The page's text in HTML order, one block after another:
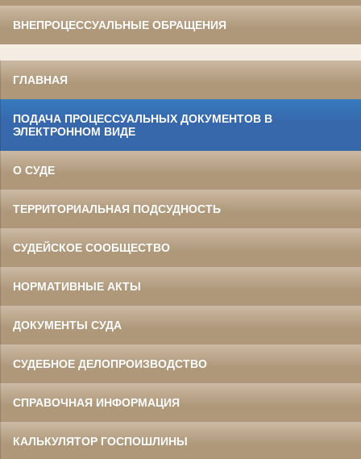
ВНЕПРОЦЕССУАЛЬНЫЕ ОБРАЩЕНИЯ
ГЛАВНАЯ
ПОДАЧА ПРОЦЕССУАЛЬНЫХ ДОКУМЕНТОВ В
ЭЛЕКТРОННОМ ВИДЕ
О СУДЕ
ТЕРРИТОРИАЛЬНАЯ ПОДСУДНОСТЬ
СУДЕЙСКОЕ СООБЩЕСТВО
НОРМАТИВНЫЕ АКТЫ
ДОКУМЕНТЫ СУДА
СУДЕБНОЕ ДЕЛОПРОИЗВОДСТВО
СПРАВОЧНАЯ ИНФОРМАЦИЯ
КАЛЬКУЛЯТОР ГОСПОШЛИНЫ